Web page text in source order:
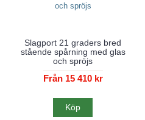
Slagport 21 graders bred
stående spårning med glas
och spröjs
Från 15 410 kr
Köp